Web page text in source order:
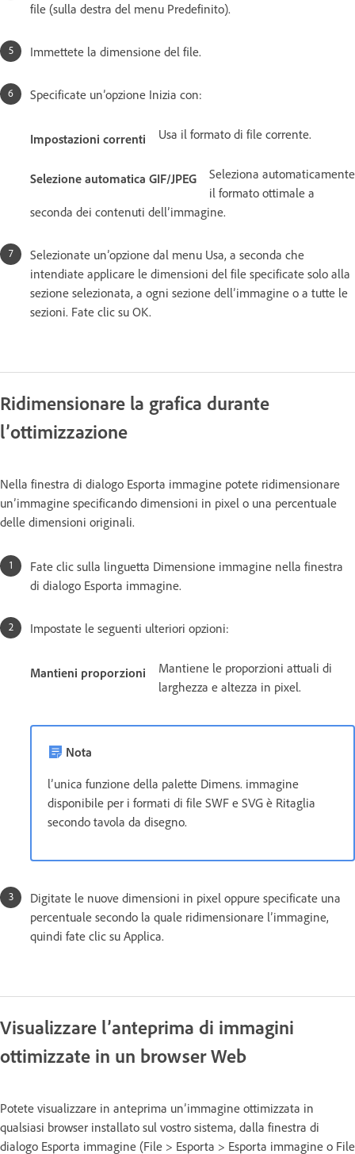
file (sulla destra del menu Predefinito).
Immettete la dimensione del file.
Specificate un’opzione Inizia con:
Impostazioni correnti Usa il formato di file corrente.
Selezione automatica GIF/JPEG
Seleziona automaticamente
il formato ottimale a
seconda dei contenuti dell’immagine.
Selezionate un’opzione dal menu Usa, a seconda che
intendiate applicare le dimensioni del file specificate solo alla
sezione selezionata, a ogni sezione dell’immagine o a tutte le
sezioni. Fate clic su OK.
Ridimensionare la grafica durante
l’ottimizzazione
Nella finestra di dialogo Esporta immagine potete ridimensionare
un’immagine specificando dimensioni in pixel o una percentuale
delle dimensioni originali.
Fate clic sulla linguetta Dimensione immagine nella finestra
di dialogo Esporta immagine.
Impostate le seguenti ulteriori opzioni:
Mantieni proporzioni
Mantiene le proporzioni attuali di
larghezza e altezza in pixel.
Nota
l’unica funzione della palette Dimens. immagine
disponibile per i formati di file SWF e SVG è Ritaglia
secondo tavola da disegno.
Digitate le nuove dimensioni in pixel oppure specificate una
percentuale secondo la quale ridimensionare l’immagine,
quindi fate clic su Applica.
Visualizzare l’anteprima di immagini
ottimizzate in un browser Web
Potete visualizzare in anteprima un’immagine ottimizzata in
qualsiasi browser installato sul vostro sistema, dalla finestra di
dialogo Esporta immagine (File > Esporta > Esporta immagine o File